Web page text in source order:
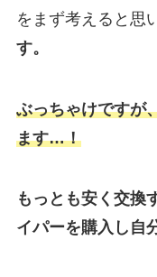
をまず考えると思
す。
ぶっちゃけですが
ます…！
もっとも安く交換
イパーを購入し自